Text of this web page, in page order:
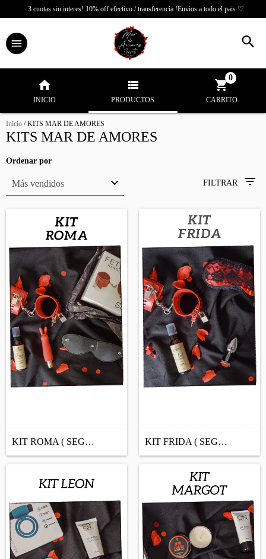
3 cuotas sin interes! 10% off efectivo / transferencia !Envios a todo el pais ♡
INICIO PRODUCTOS CARRITO
0
Inicio / KITS MAR DE AMORES
KITS MAR DE AMORES
Ordenar por
FILTRAR
KIT ROMA ( SEGÚN STOCK DISPONIBLE O ARMA... KIT FRIDA ( SEGÚN STOCK DISPONIBLE O ARM...